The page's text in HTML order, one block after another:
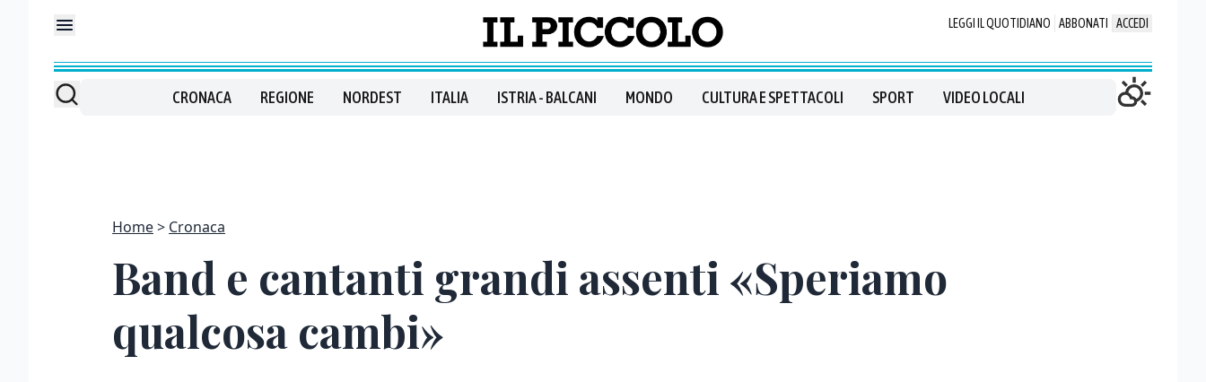
LEGGI IL QUOTIDIANO ABBONATI ACCEDI
CRONACA REGIONE NORDEST ITALIA ISTRIA - BALCANI MONDO CULTURA E SPETTACOLI SPORT VIDEO LOCALI
Home Cronaca
Band e cantanti grandi assenti «Speriamo
qualcosa cambi»